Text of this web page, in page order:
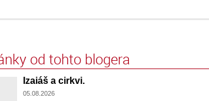
od tohto blogera
Izaiáš a cirkvi.
05.08.2026